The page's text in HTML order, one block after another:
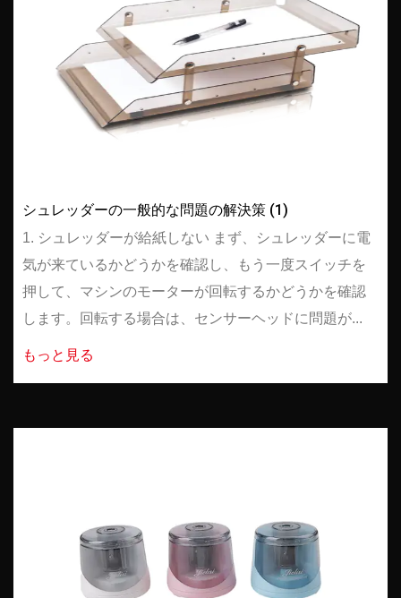
シュレッダーの一般的な問題の解決策 (1)
1. シュレッダーが給紙しない まず、シュレッダーに電
気が来ているかどうかを確認し、もう一度スイッチを
押して、マシンのモーターが回転するかどうかを確認
します。回転する場合は、センサーヘッドに問題が...
もっと見る